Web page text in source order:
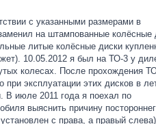
с указанными размерами в
на штампованные колёсные
литые колёсные диски
10.05.2012 я был на ТО-3 у
колесах. После прохождения
эксплуатации этих дисков в
В июле 2011 года я поехал по
выяснить причину
с права, а правый